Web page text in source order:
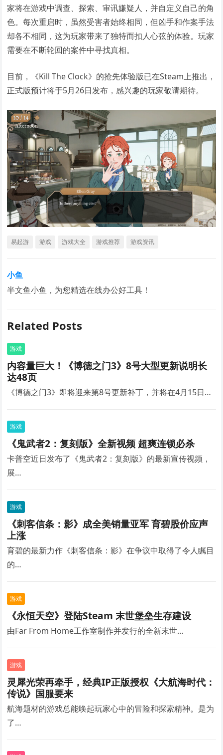
家将在游戏中调查、探索、审讯嫌疑人，并自定义自己的角
色。每次重启时，虽然受害者始终相同，但凶手和作案手法
却各不相同，这为玩家带来了独特而扣人心弦的体验。玩家
需要在不断轮回的案件中寻找真相。
目前，《Kill The Clock》的抢先体验版已在Steam上推出，
正式版预计将于5月26日发布，感兴趣的玩家敬请期待。
易起游 游戏 游戏大全 游戏推荐 游戏资讯
小鱼
半文鱼小鱼，为您精选在线办公好工具！
Related Posts
游戏
内容量巨大！《博德之门3》8号大型更新说明长
达48页
《博德之门3》即将迎来第8号更新补丁，并将在4月15日…
游戏
《鬼武者2：复刻版》全新视频 超爽连锁必杀
卡普空近日发布了《鬼武者2：复刻版》的最新宣传视频，
展…
游戏
《刺客信条：影》成全美销量亚军 育碧股价应声
上涨
育碧的最新力作《刺客信条：影》在争议中取得了令人瞩目
的…
游戏
《永恒天空》登陆Steam 末世堡垒生存建设
由Far From Home工作室制作并发行的全新末世…
游戏
灵犀光荣再牵手，经典IP正版授权《大航海时代：
传说》国服要来
航海题材的游戏总能唤起玩家心中的冒险和探索精神。是为
了…